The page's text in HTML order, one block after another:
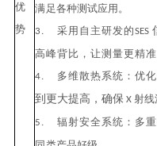
优
势
满 足各种测试应用。
3 采用自主研发的SES
高峰背比，让测量更精准
4
多维散热系统：优
到更大提高，确保 X 射线
5
辐射安全系统：多